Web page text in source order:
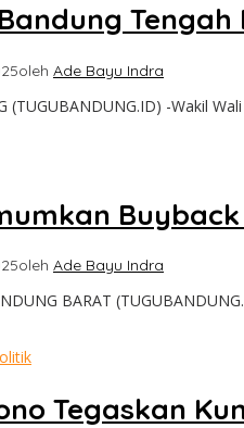
oleh Ade Bayu Indra
(TUGUBANDUNG.ID) -Wakil
oleh Ade Bayu Indra
BARAT
Tegaskan